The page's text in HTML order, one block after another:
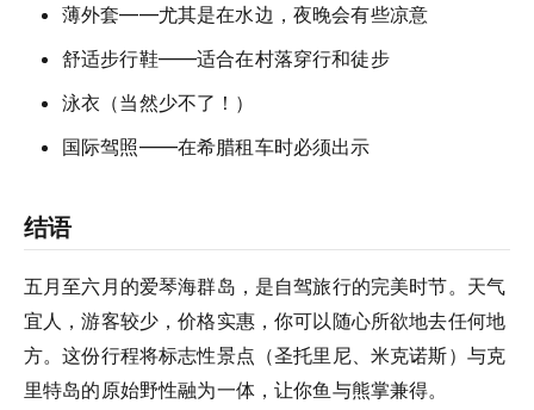
薄外套——尤其是在水边，夜晚会有些凉意
舒适步行鞋——适合在村落穿行和徒步
泳衣（当然少不了！）
国际驾照——在希腊租车时必须出示
结语
五月至六月的爱琴海群岛，是自驾旅行的完美时节。天气
宜人，游客较少，价格实惠，你可以随心所欲地去任何地
方。这份行程将标志性景点（圣托里尼、米克诺斯）与克
里特岛的原始野性融为一体，让你鱼与熊掌兼得。